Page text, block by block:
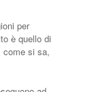
per
è quello di
come si sa,